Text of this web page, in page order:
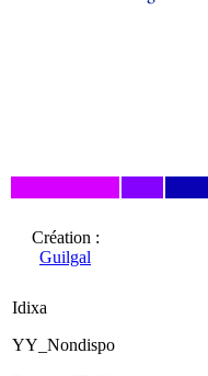
Création :
Guilgal
Idixa
YY_Nondispo